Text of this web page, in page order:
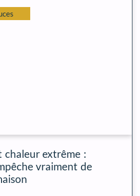
extrême :
vraiment de